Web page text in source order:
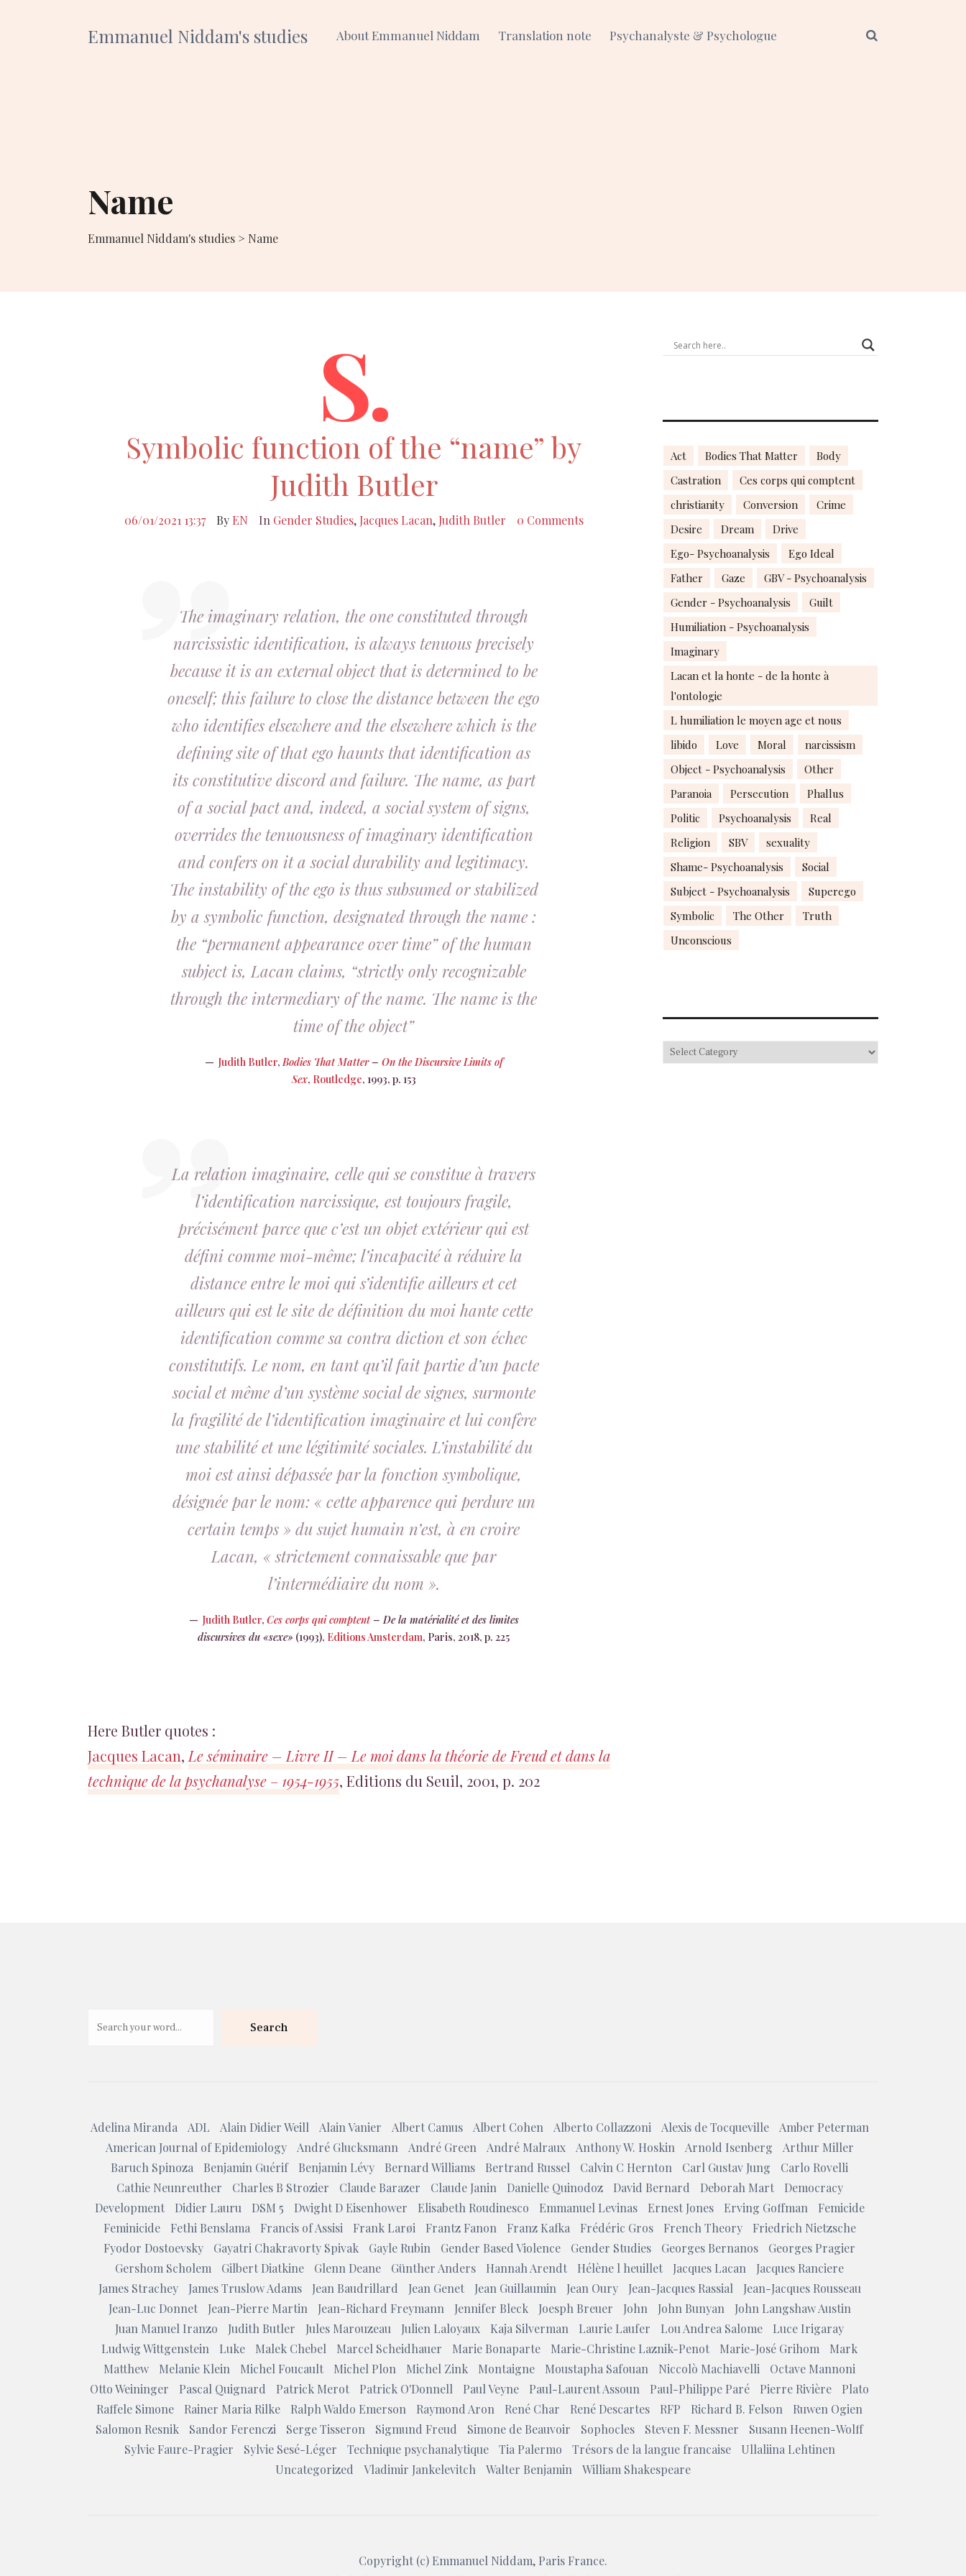
Emmanuel Niddam's studies About Emmanuel Niddam Translation note Psychanalyste & Psychologue
Name
Emmanuel Niddam's studies > Name
S.
Symbolic function of the “name” by
Judith Butler
06/01/2021 13:37 By EN In Gender Studies, Jacques Lacan, Judith Butler 0 Comments
The imaginary relation, the one constituted through
narcissistic identification, is always tenuous precisely
because it is an external object that is determined to be
oneself; this failure to close the distance between the ego
who identifies elsewhere and the elsewhere which is the
defining site of that ego haunts that identification as
its constitutive discord and failure. The name, as part
of a social pact and, indeed, a social system of signs,
overrides the tenuousness of imaginary identification
and confers on it a social durability and legitimacy.
The instability of the ego is thus subsumed or stabilized
by a symbolic function, designated through the name :
the “permanent appearance over time” of the human
subject is, Lacan claims, “strictly only recognizable
through the intermediary of the name. The name is the
time of the object”
Judith Butler,Bodies That Matter– On the Discursive Limits of
Sex, Routledge, 1993, p. 153
La relation imaginaire, celle qui se constitue à travers
l’identification narcissique, est toujours fragile,
précisément parce que c’est un objet extérieur qui est
défini comme moi-même; l’incapacité à réduire la
distance entre le moi qui s’identifie ailleurs et cet
ailleurs qui est le site de définition du moi hante cette
identification comme sa contra diction et son échec
constitutifs. Le nom, en tant qu’il fait partie d’un pacte
social et même d’un système social de signes, surmonte
la fragilité de l’identification imaginaire et lui confère
une stabilité et une légitimité sociales. L’instabilité du
moi est ainsi dépassée par la fonction symbolique,
désignée par le nom: « cette apparence qui perdure un
certain temps » du sujet humain n’est, à en croire
Lacan, «strictement connaissable que par
l’intermédiaire du nom ».
Judith Butler, Ces corps qui comptent– De la matérialité et des limites
discursives du «sexe» (1993), Editions Amsterdam, Paris, 2018, p. 225
Here Butler quotes :
Jacques Lacan, Le séminaire – Livre II – Le moi dans la théorie de Freud et dans la
technique de la psychanalyse – 1954-1955, Editions du Seuil, 2001, p. 202
Act Bodies That Matter
Body
Castration
Ces corps qui comptent
christianity
Conversion
Crime
Desire
Dream
Drive
Ego- Psychoanalysis
Ego Ideal
Father
Gaze
GBV - Psychoanalysis
Gender - Psychoanalysis
Guilt
Humiliation - Psychoanalysis
Imaginary
Lacan et la honte - de la honte à
l'ontologie
L humiliation le moyen age et nous
libido
Love Moral
narcissism
Object - Psychoanalysis
Other
Paranoia
Persecution
Phallus
Politic
Psychoanalysis
Real
Religion
SBV
sexuality
Shame- Psychoanalysis
Social
Subject - Psychoanalysis
Superego
Symbolic
The Other
Truth
Unconscious
Search
Adelina Miranda ADL Alain Didier Weill Alain Vanier Albert Camus Albert Cohen Alberto Collazzoni Alexis de Tocqueville
Amber Peterman
American Journal of Epidemiology
André Glucksmann André Green André Malraux Anthony W. Hoskin Arnold Isenberg
Arthur Miller
Baruch Spinoza
Benjamin Guérif Benjamin Lévy Bernard Williams Bertrand Russel Calvin C Hernton Carl Gustav Jung
Carlo Rovelli
Cathie Neunreuther
Charles B Strozier Claude Barazer Claude Janin Danielle Quinodoz David Bernard Deborah Mart
Democracy
Development
Didier Lauru DSM 5 Dwight D Eisenhower Elisabeth Roudinesco Emmanuel Levinas Ernest Jones Erving Goffman
Femicide
Feminicide
Fethi Benslama Francis of Assisi Frank Larøi Frantz Fanon Franz Kafka Frédéric Gros French Theory
Friedrich Nietzsche
Fyodor Dostoevsky
Gayatri Chakravorty Spivak Gayle Rubin Gender Based Violence Gender Studies Georges Bernanos
Georges Pragier
Gershom Scholem
Gilbert Diatkine Glenn Deane Günther Anders Hannah Arendt Hélène l heuillet Jacques Lacan
Jacques Ranciere
James Strachey
James Truslow Adams Jean Baudrillard Jean Genet Jean Guillaumin Jean Oury Jean-Jacques Rassial
Jean-Jacques Rousseau
Jean-Luc Donnet
Jean-Pierre Martin Jean-Richard Freymann Jennifer Bleck Joesph Breuer John John Bunyan
John Langshaw Austin
Juan Manuel Iranzo
Judith Butler Jules Marouzeau Julien Laloyaux Kaja Silverman Laurie Laufer Lou Andrea Salome
Luce Irigaray
Ludwig Wittgenstein
Luke Malek Chebel Marcel Scheidhauer Marie Bonaparte Marie-Christine Laznik-Penot Marie-José Grihom
Mark
Matthew
Melanie Klein Michel Foucault Michel Plon Michel Zink Montaigne Moustapha Safouan Niccolò Machiavelli
Octave Mannoni
Otto Weininger
Pascal Quignard Patrick Merot Patrick O'Donnell Paul Veyne Paul-Laurent Assoun Paul-Philippe Paré Pierre Rivière
Plato
Raffele Simone
Rainer Maria Rilke Ralph Waldo Emerson Raymond Aron René Char René Descartes RFP Richard B. Felson
Ruwen Ogien
Salomon Resnik
Sandor Ferenczi Serge Tisseron Sigmund Freud Simone de Beauvoir Sophocles Steven F. Messner
Susann Heenen-Wolff
Sylvie Faure-Pragier
Sylvie Sesé-Léger Technique psychanalytique Tia Palermo Trésors de la langue francaise
Ullaliina Lehtinen
Uncategorized
Vladimir Jankelevitch Walter Benjamin William Shakespeare
Copyright (c) Emmanuel Niddam, Paris France.